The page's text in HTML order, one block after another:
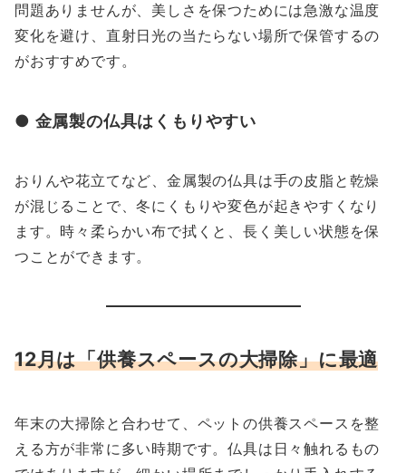
問題ありませんが、美しさを保つためには急激な温度
変化を避け、直射日光の当たらない場所で保管するの
がおすすめです。
● 金属製の仏具はくもりやすい
おりんや花立てなど、金属製の仏具は手の皮脂と乾燥
が混じることで、冬にくもりや変色が起きやすくなり
ます。時々柔らかい布で拭くと、長く美しい状態を保
つことができます。
12月は「供養スペースの大掃除」に最適
年末の大掃除と合わせて、ペットの供養スペースを整
える方が非常に多い時期です。仏具は日々触れるもの